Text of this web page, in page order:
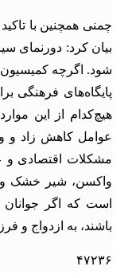
چمنی همچنین با
بیان کرد: دورنمای
شود. اگرچه کمیسیون
پایگاه‌های فرهنگی
هیچ‌کدام از این
عوامل کاهش زاد و
مشکلات اقتصادی و
واکسن، شیر خشک و
است که اگر جوانان
باشند، به ازدواج و
۴۷۲۳۶